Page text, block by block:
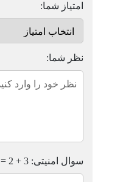
امتیاز شما:
نظر شما:
سوال امنیتی: 3 + 2 = ؟